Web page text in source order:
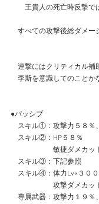
王貴人の死亡時反撃では
すべての攻撃後総ダメー
連撃にはクリティカル補
李斯を意識してのことか
●パッシブ
スキル①：攻撃力５８％
スキル②：HP５８％
敏捷ダメカット（
スキル③：下記参照
スキル④：体力Lv×３００
攻撃ダメカット（
専属武器：攻撃力１９％